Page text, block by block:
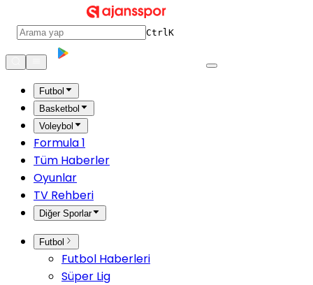
CtrlK
Futbol
Basketbol
Voleybol
Formula 1
Tüm Haberler
Oyunlar
TV Rehberi
Diğer Sporlar
Futbol
Futbol Haberleri
Süper Lig